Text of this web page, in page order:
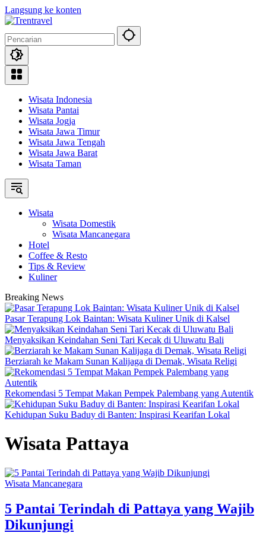
Langsung ke konten
Wisata Indonesia
Wisata Pantai
Wisata Jogja
Wisata Jawa Timur
Wisata Jawa Tengah
Wisata Jawa Barat
Wisata Taman
Wisata
Wisata Domestik
Wisata Mancanegara
Hotel
Coffee & Resto
Tips & Review
Kuliner
Breaking News
Pasar Terapung Lok Baintan: Wisata Kuliner Unik di Kalsel
Menyaksikan Keindahan Seni Tari Kecak di Uluwatu Bali
Berziarah ke Makam Sunan Kalijaga di Demak, Wisata Religi
Rekomendasi 5 Tempat Makan Pempek Palembang yang Autentik
Kehidupan Suku Baduy di Banten: Inspirasi Kearifan Lokal
Wisata Pattaya
Wisata Mancanegara
5 Pantai Terindah di Pattaya yang Wajib
Dikunjungi